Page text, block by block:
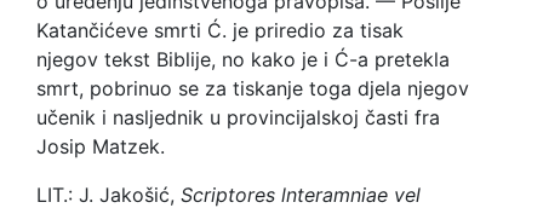
Katančićeve smrti Ć. je priredio za tisak
njegov tekst Biblije, no kako je i Ć-a pretekla
smrt, pobrinuo se za tiskanje toga djela njegov
učenik i nasljednik u provincijalskoj časti fra
Josip Matzek.
LIT.: J. Jakošić, Scriptores lnteramniae vel